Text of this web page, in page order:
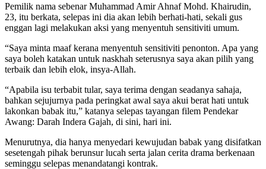
Pemilik nama sebenar Muhammad Amir Ahnaf Mohd. Khairudin,
23, itu berkata, selepas ini dia akan lebih berhati-hati, sekali gus
enggan lagi melakukan aksi yang menyentuh sensitiviti umum.
“Saya minta maaf kerana menyentuh sensitiviti penonton. Apa yang
saya boleh katakan untuk naskhah seterusnya saya akan pilih yang
terbaik dan lebih elok, insya-Allah.
“Apabila isu terbabit tular, saya terima dengan seadanya sahaja,
bahkan sejujurnya pada peringkat awal saya akui berat hati untuk
lakonkan babak itu,” katanya selepas tayangan filem Pendekar
Awang: Darah Indera Gajah, di sini, hari ini.
Menurutnya, dia hanya menyedari kewujudan babak yang disifatkan
sesetengah pihak berunsur lucah serta jalan cerita drama berkenaan
seminggu selepas menandatangi kontrak.